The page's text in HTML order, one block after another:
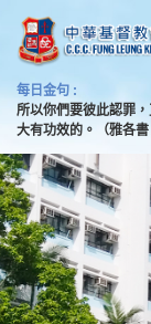
每日金句 :
所以你們要彼此認罪
大有功效的。（雅各書